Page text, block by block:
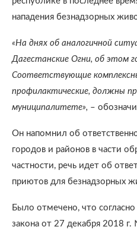
нападения безнадзорных
«На днях об аналогичной
Дагестанские Огни, об этом
Соответствующие
профилактические, должны
муниципалитете», –
Он напомнил об
городов и районов в части
частности, речь идет об
приютов для безнадзорных
Было отмечено, что
закона от 27 декабря 2018